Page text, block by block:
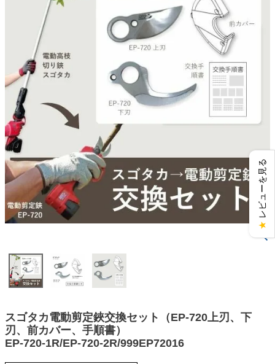
スゴタカ電動剪定鋏交換セット（EP-720上刃、下
刃、前カバー、手順書）
EP-720-1R/EP-720-2R/999EP72016
★
レビューを見る